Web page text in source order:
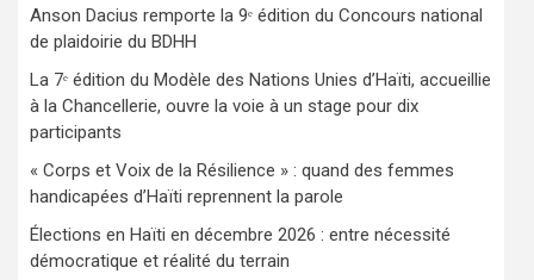
Anson Dacius remporte la 9ᵉ édition du Concours national
de plaidoirie du BDHH
La 7ᵉ édition du Modèle des Nations Unies d’Haïti, accueillie
à la Chancellerie, ouvre la voie à un stage pour dix
participants
« Corps et Voix de la Résilience » : quand des femmes
handicapées d’Haïti reprennent la parole
Élections en Haïti en décembre 2026 : entre nécessité
démocratique et réalité du terrain